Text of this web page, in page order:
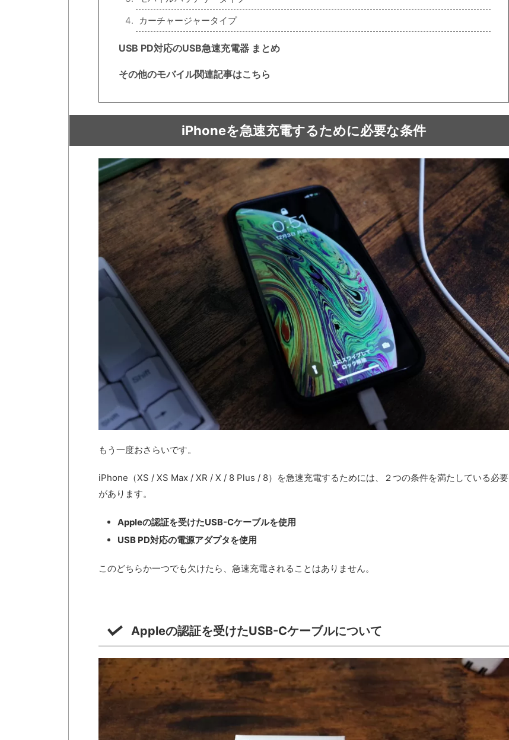
カーチャージャータイプ
USB PD対応のUSB急速充電器 まとめ
その他のモバイル関連記事はこちら
iPhoneを急速充電するために必要な条件
もう一度おさらいです。
iPhone（XS / XS Max / XR / X / 8 Plus / 8）を急速充電するためには、２つの条件を満たしている必要
があります。
Appleの認証を受けたUSB-Cケーブルを使用
USB PD対応の電源アダプタを使用
このどちらか一つでも欠けたら、急速充電されることはありません。
Appleの認証を受けたUSB-Cケーブルについて